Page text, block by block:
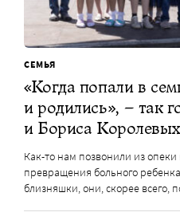
СЕМЬЯ
«Когда попали в
и родились», – так
и Бориса
Как-то нам позвонили из опеки
превращения больного
близняшки, они, скорее всего,